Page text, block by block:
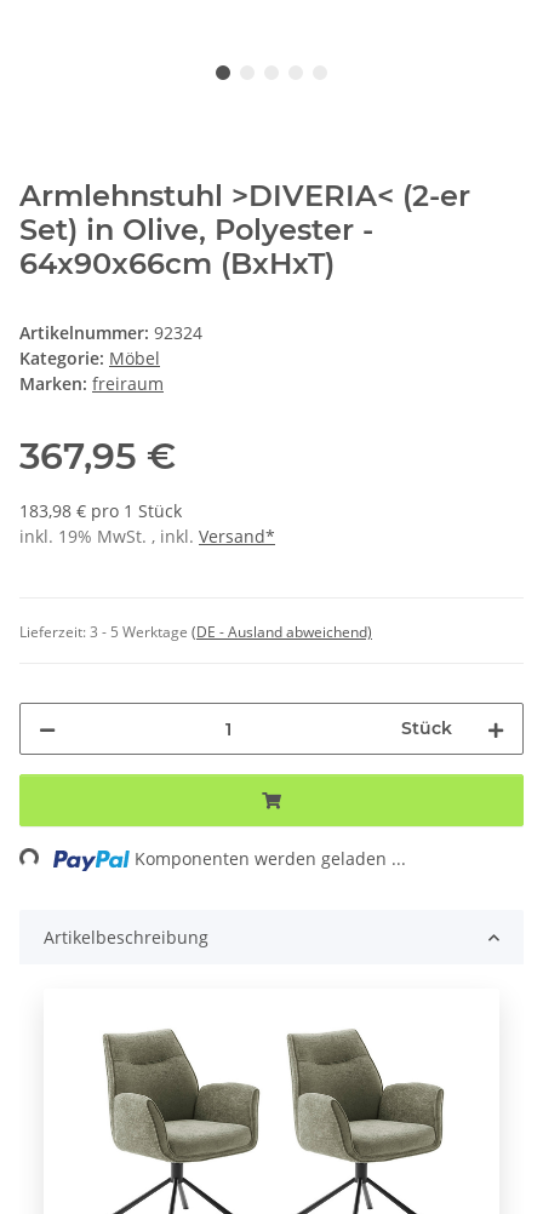
Armlehnstuhl >DIVERIA< (2-er
Set) in Olive, Polyester -
64x90x66cm (BxHxT)
Artikelnummer: 92324
Kategorie: Möbel
Marken: freiraum
367,95 €
183,98 € pro 1 Stück
inkl. 19% MwSt. , inkl. Versand*
Lieferzeit:3 - 5 Werktage (DE - Ausland abweichend)
Stück
Komponenten werden geladen ...
Artikelbeschreibung